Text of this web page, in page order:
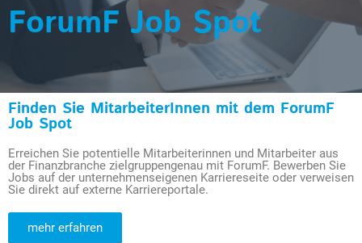
ForumF Job Spot
Finden Sie MitarbeiterInnen mit dem ForumF
Job Spot
Erreichen Sie potentielle Mitarbeiterinnen und Mitarbeiter aus
der Finanzbranche zielgruppengenau mit ForumF. Bewerben Sie
Jobs auf der unternehmenseigenen Karriereseite oder verweisen
Sie direkt auf externe Karriereportale.
mehr erfahren